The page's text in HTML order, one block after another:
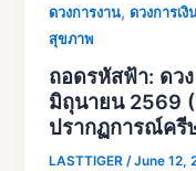
ดวงการงาน,ดวงการเงิ
สุขภาพ
ถอดรหัสฟ้า: ดว
มิถุนายน 2569
ปรากฏการณ์ครี
LASTTIGER/June 12,